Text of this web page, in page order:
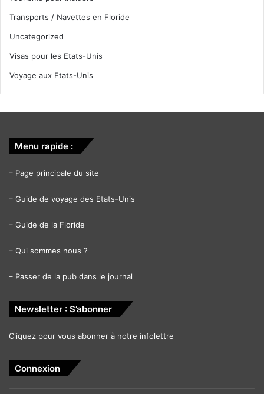
Transports / Navettes en Floride
Uncategorized
Visas pour les Etats-Unis
Voyage aux Etats-Unis
Menu rapide :
– Page principale du site
– Guide de voyage des Etats-Unis
– Guide de la Floride
– Qui sommes nous ?
– Passer de la pub dans le journal
Newsletter : S’abonner
Cliquez pour vous abonner à notre infolettre
Connexion